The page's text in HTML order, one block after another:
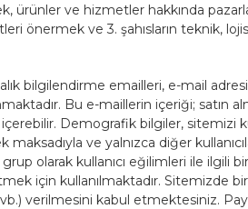
ve hizmetler hakkında
önermek ve 3. şahısların teknik,
bilgilendirme emailleri, e-mail
Bu e-maillerin içeriği; satın
Demografik bilgiler, sitemizi
ve yalnızca diğer
olarak kullanıcı eğilimleri ile ilgili bir
için kullanılmaktadır. Sitemizde
verilmesini kabul etmektesiniz.